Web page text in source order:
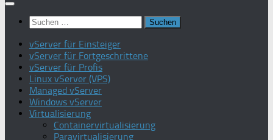
Suchen
nach:
vServer für Einsteiger
vServer für Fortgeschrittene
vServer für Profis
Linux vServer (VPS)
Managed vServer
Windows vServer
Virtualisierung
Containervirtualisierung
Paravirtualisierung